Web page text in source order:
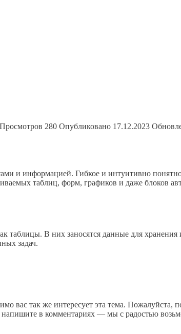
Просмотров 280 Опубликовано 17.12.2023
и информацией. Гибкое и интуитивно
таблиц, форм, графиков и даже блоков
таблицы. В них заносятся данные для
задач.
вас так же интересует эта тема. Пожалуйста,
напишите в комментариях — мы с радостью